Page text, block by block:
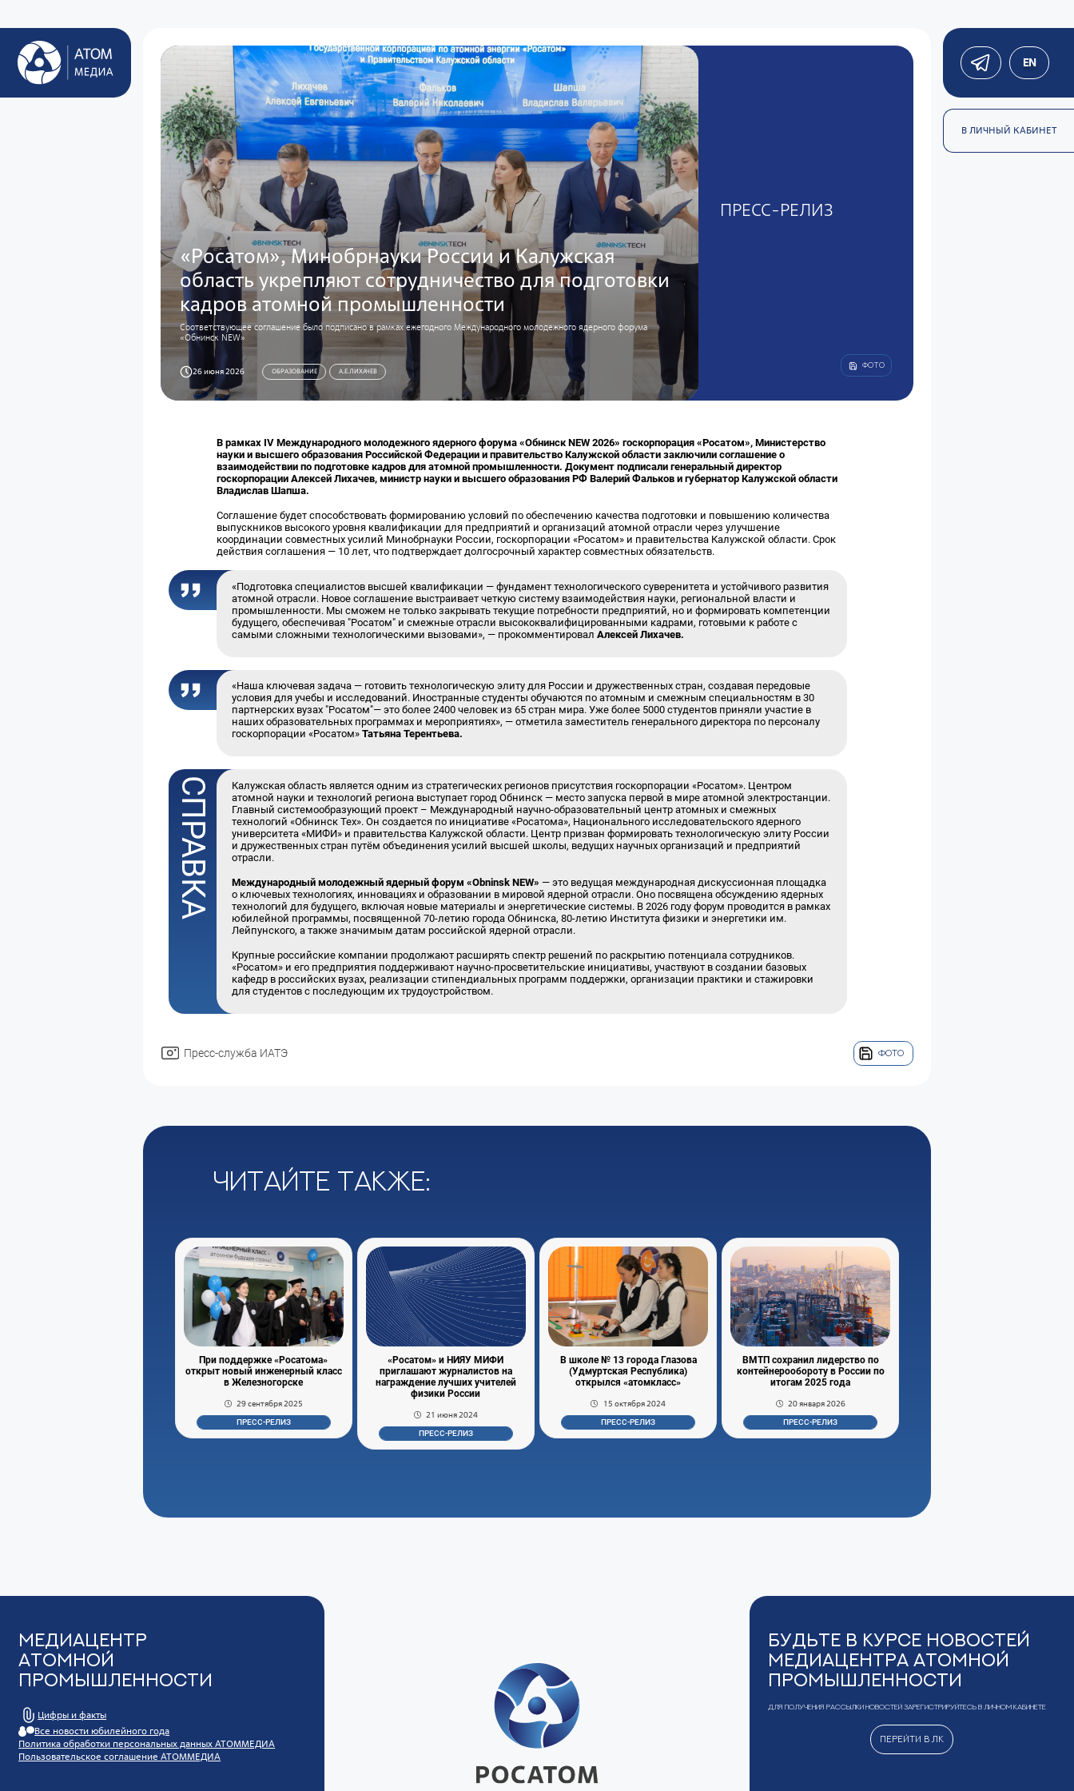
EN
В ЛИЧНЫЙ КАБИНЕТ
«Росатом», Минобрнауки России и Калужская
область укрепляют сотрудничество для подготовки
кадров атомной промышленности
Соответствующее соглашение было подписано в рамках ежегодного Международного молодежного ядерного форума
«Обнинск NEW»
26 июня 2026 ОБРАЗОВАНИЕ А.Е.ЛИХАЧЕВ
ПРЕСС-РЕЛИЗ
ФОТО
В рамках IV Международного молодежного ядерного форума «Обнинск NEW 2026» госкорпорация «Росатом», Министерство
науки и высшего образования Российской Федерации и правительство Калужской области заключили соглашение о
взаимодействии по подготовке кадров для атомной промышленности. Документ подписали генеральный директор
госкорпорации Алексей Лихачев, министр науки и высшего образования РФ Валерий Фальков и губернатор Калужской области
Владислав Шапша.
Соглашение будет способствовать формированию условий по обеспечению качества подготовки и повышению количества
выпускников высокого уровня квалификации для предприятий и организаций атомной отрасли через улучшение
координации совместных усилий Минобрнауки России, госкорпорации «Росатом» и правительства Калужской области. Срок
действия соглашения — 10 лет, что подтверждает долгосрочный характер совместных обязательств.
«Подготовка специалистов высшей квалификации — фундамент технологического суверенитета и устойчивого развития
атомной отрасли. Новое соглашение выстраивает четкую систему взаимодействия науки, региональной власти и
промышленности. Мы сможем не только закрывать текущие потребности предприятий, но и формировать компетенции
будущего, обеспечивая "Росатом" и смежные отрасли высококвалифицированными кадрами, готовыми к работе с
самыми сложными технологическими вызовами», — прокомментировалАлексей Лихачев.
«Наша ключевая задача — готовить технологическую элиту для России и дружественных стран, создавая передовые
условия для учебы и исследований. Иностранные студенты обучаются по атомным и смежным специальностям в 30
партнерских вузах "Росатом"— это более 2400 человек из 65 стран мира. Уже более 5000 студентов приняли участие в
наших образовательных программах и мероприятиях», — отметила заместитель генерального директора по персоналу
госкорпорации «Росатом»Татьяна Терентьева.
Калужская область является одним из стратегических регионов присутствия госкорпорации «Росатом». Центром
атомной науки и технологий региона выступает город Обнинск — место запуска первой в мире атомной электростанции.
Главный системообразующий проект – Международный научно-образовательный центр атомных и смежных
технологий «Обнинск Тех». Он создается по инициативе «Росатома», Национального исследовательского ядерного
университета «МИФИ» и правительства Калужской области. Центр призван формировать технологическую элиту России
и дружественных стран путём объединения усилий высшей школы, ведущих научных организаций и предприятий
отрасли.
Международный молодежный ядерный форум «Obninsk NEW» — это ведущая международная дискуссионная площадка
о ключевых технологиях, инновациях и образовании в мировой ядерной отрасли. Оно посвящена обсуждению ядерных
технологий для будущего, включая новые материалы и энергетические системы. В 2026 году форум проводится в рамках
юбилейной программы, посвященной 70-летию города Обнинска, 80-летию Института физики и энергетики им.
Лейпунского, а также значимым датам российской ядерной отрасли.
Крупные российские компании продолжают расширять спектр решений по раскрытию потенциала сотрудников.
«Росатом» и его предприятия поддерживают научно-просветительские инициативы, участвуют в создании базовых
кафедр в российских вузах, реализации стипендиальных программ поддержки, организации практики и стажировки
для студентов с последующим их трудоустройством.
Пресс-служба ИАТЭ ФОТО
Читайте также:
При поддержке «Росатома»
открыт новый инженерный класс
в Железногорске
29 сентября 2025
ПРЕСС-РЕЛИЗ
«Росатом» и НИЯУ МИФИ
приглашают журналистов на
награждение лучших учителей
физики России
21 июня 2024
ПРЕСС-РЕЛИЗ
В школе № 13 города Глазова
(Удмуртская Республика)
открылся «атомкласс»
15 октября 2024
ПРЕСС-РЕЛИЗ
ВМТП сохранил лидерство по
контейнерообороту в России по
итогам 2025 года
20 января 2026
ПРЕСС-РЕЛИЗ
Медиацентр
Атомной
Промышленности
Цифры и факты
Все новости юбилейного года
Политика обработки персональных данных АТОММЕДИА
Пользовательское соглашение АТОММЕДИА
Будьте в курсе новостей
Медиацентра Атомной
Промышленности
Для получения рассылки новостей зарегистрируйтесь в Личном кабинете
Перейти в ЛК